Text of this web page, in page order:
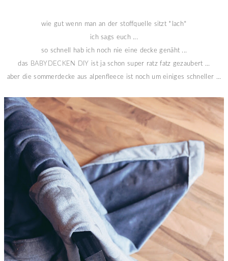
wie gut wenn man an der stoffquelle sitzt *lach*
ich sags euch ...
so schnell hab ich noch nie eine decke genäht ...
das
BABYDECKEN DIY ist ja schon super ratz fatz gezaubert ...
aber die sommerdecke aus alpenfleece ist noch um einiges schneller ...